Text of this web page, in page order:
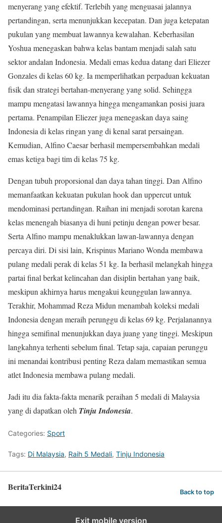
menyerang yang efektif. Terlebih yang menguasai jalannya
pertandingan, serta menunjukkan kecepatan. Dan juga ketepatan
pukulan yang membuat lawannya kewalahan. Keberhasilan
Yoshua menegaskan bahwa kelas bantam menjadi salah satu
sektor andalan Indonesia. Medali emas kedua datang dari Eliezer
Gonzales di kelas 60 kg. Ia memperlihatkan perpaduan kekuatan
fisik dan strategi bertahan-menyerang yang solid. Sehingga
mampu mengatasi lawannya hingga mengamankan posisi juara
pertama. Penampilan Eliezer juga menegaskan daya saing
Indonesia di kelas ringan yang di kenal sarat persaingan.
Kemudian, Alfino Caesar berhasil mempersembahkan medali
emas ketiga bagi tim di kelas 75 kg.
Dengan tubuh proporsional dan daya tahan tinggi. Dan Alfino
memanfaatkan kekuatan pukulan hook dan uppercut untuk
mendominasi pertandingan. Raihan ini menjadi sorotan karena
kelas menengah biasanya di huni petinju dengan power besar.
Serta Alfino mampu menaklukkan lawan-lawannya dengan
percaya diri. Di sisi lain, Krispinus Mariano Wonda membawa
pulang medali perak di kelas 51 kg. Ia berhasil melangkah hingga
partai final berkat kelincahan dan disiplin bertahan yang baik,
meskipun akhirnya harus mengakui keunggulan lawannya.
Terakhir, Mohammad Reza Midun menambah koleksi medali
Indonesia dengan meraih perunggu di kelas 69 kg. Perjalanannya
hingga semifinal menunjukkan daya juang yang tinggi. Meskipun
langkahnya terhenti sebelum final. Tetap saja, capaian perunggu
ini menandai kontribusi penting Reza dalam memastikan semua
atlet Indonesia membawa pulang medali.
Jadi itu dia fakta-fakta menarik peraihan 5 medali di Malaysia
yang di dapatkan oleh Tinju Indonesia.
Categories: Sport
Tags: Di Malaysia, Raih 5 Medali, Tinju Indonesia
BeritaTerkini24 Back to top
Exit mobile version